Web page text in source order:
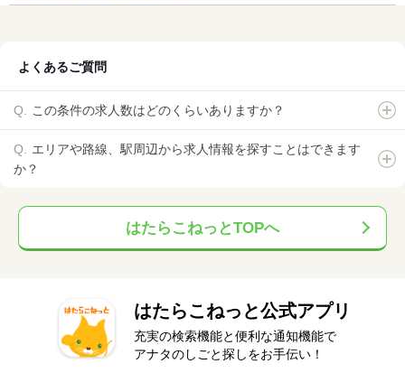
よくあるご質問
この条件の求人数はどのくらいありますか？
エリアや路線、駅周辺から求人情報を探すことはできます
か？
はたらこねっとTOPへ
はたらこねっと公式アプリ
充実の検索機能と便利な通知機能で
アナタのしごと探しをお手伝い！